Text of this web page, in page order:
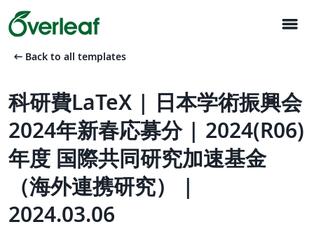
menu
arrow_left_alt Back to all templates
科研費LaTeX | 日本学術振興会
2024年新春応募分 | 2024(R06)
年度 国際共同研究加速基金
（海外連携研究） |
2024.03.06